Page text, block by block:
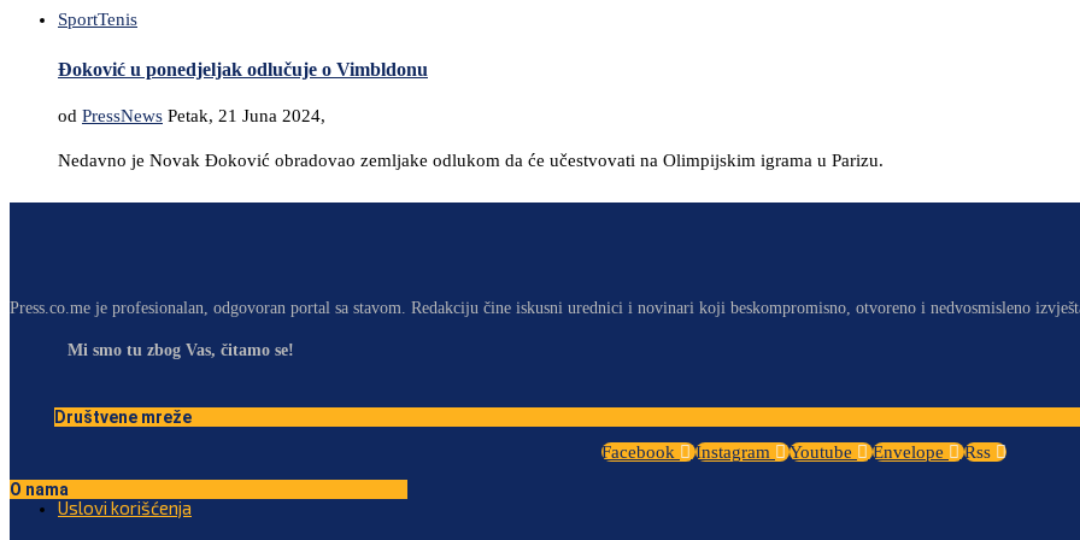
SportTenis
Đoković u ponedjeljak odlučuje o Vimbldonu
od PressNews Petak, 21 Juna 2024,
Nedavno je Novak Đoković obradovao zemljake odlukom da će učestvovati na Olimpijskim igrama u Parizu.
Press.co.me je profesionalan, odgovoran portal sa stavom. Redakciju čine iskusni urednici i novinari koji beskompromisno, otvoreno i nedvosmisleno
Mi smo tu zbog Vas, čitamo se!
Društvene mreže
Facebook
Instagram Youtube Envelope
Rss
O nama
Uslovi korišćenja